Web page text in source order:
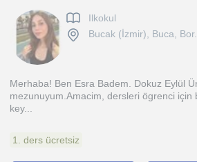
Ilkokul
Bucak (İzmir), Buca,
Merhaba! Ben Esra Badem. Dokuz Eylül
mezunuyum.Amacim, dersleri ögrenci için
key...
1. ders ücretsiz